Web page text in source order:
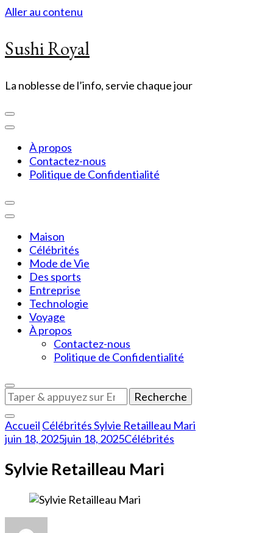
Aller au contenu
Sushi Royal
La noblesse de l’info, servie chaque jour
À propos
Contactez-nous
Politique de Confidentialité
Maison
Célébrités
Mode de Vie
Des sports
Entreprise
Technologie
Voyage
À propos
Contactez-nous
Politique de Confidentialité
Vous
recherchiez
quelque
chose
?
Accueil CélébritésSylvie Retailleau Mari
juin 18, 2025juin 18, 2025Célébrités
Sylvie Retailleau Mari